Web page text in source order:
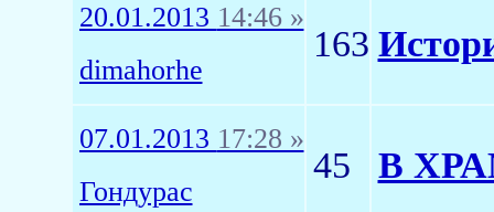
20.01.2013 14:46 »
dimahorhe
163
07.01.2013 17:28 »
Гондурас
45 В